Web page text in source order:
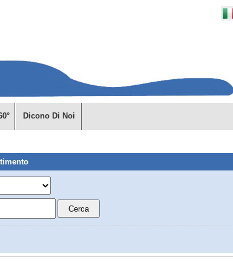
Dicono Di Noi